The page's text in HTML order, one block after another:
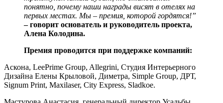
понятно, почему наши награды висят в отелях на
первых местах. Мы – премия, которой гордятся!”
– говорит основатель и руководитель проекта,
Алена Колодина.
Премия проводится при поддержке компаний:
Аскона, LeePrime Group, Allegrini, Студия Интерьерного
Дизайна Елены Крыловой, Диметра, Simple Group, ДРТ,
Signum Print, Maxilaser, City Express, Sladkoe.